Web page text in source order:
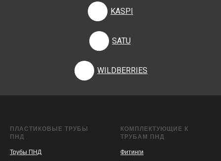
KASPI
SATU
WILDBERRIES
ПЛАСТИКОВЫЕ ТРУБЫ
ПНД
Трубы ПНД
КОМПЛЕКТУЮЩИЕ К
ТРУБАМ ПНД
Фитинги